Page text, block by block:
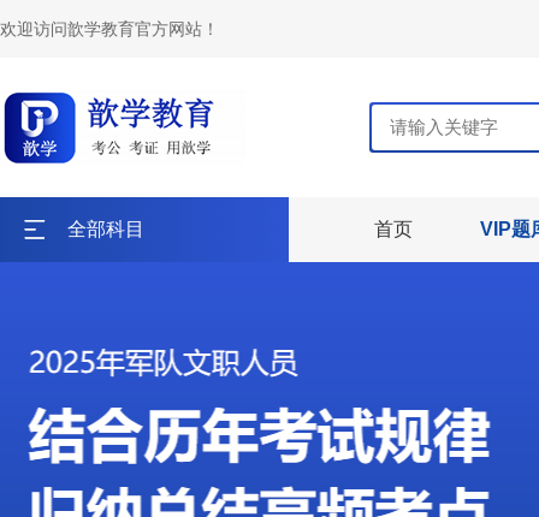
欢迎访问歆学教育官方网站！
全部科目 首页 VIP题